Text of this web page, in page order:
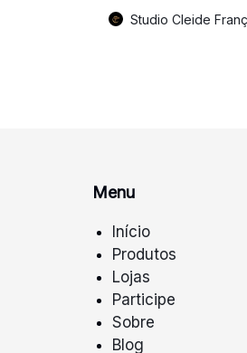
Studio Cleide
Menu
Início
Produtos
Lojas
Participe
Sobre
Blog